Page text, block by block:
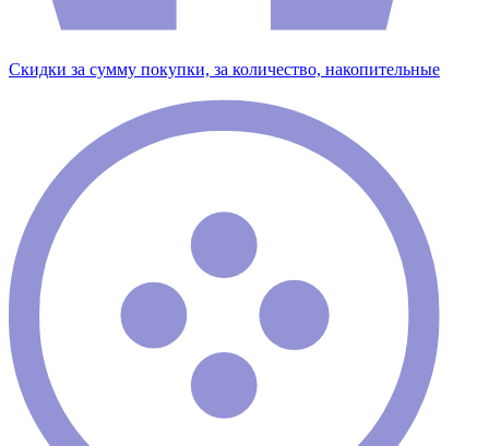
Скидки за сумму покупки, за количество, накопительные